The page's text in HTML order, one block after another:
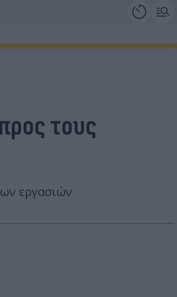
τους
εργασιών